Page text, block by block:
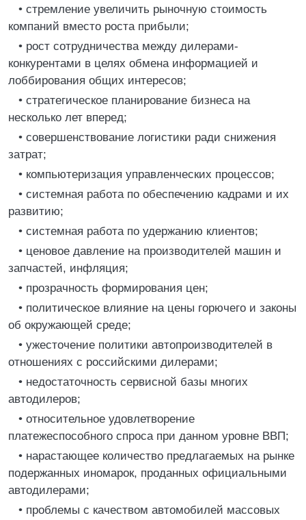
• стремление увеличить рыночную стоимость
компаний вместо роста прибыли;
• рост сотрудничества между дилерами-
конкурентами в целях обмена информацией и
лоббирования общих интересов;
• стратегическое планирование бизнеса на
несколько лет вперед;
• совершенствование логистики ради снижения
затрат;
• компьютеризация управленческих процессов;
• системная работа по обеспечению кадрами и их
развитию;
• системная работа по удержанию клиентов;
• ценовое давление на производителей машин и
запчастей, инфляция;
• прозрачность формирования цен;
• политическое влияние на цены горючего и законы
об окружающей среде;
• ужесточение политики автопроизводителей в
отношениях с российскими дилерами;
• недостаточность сервисной базы многих
автодилеров;
• относительное удовлетворение
платежеспособного спроса при данном уровне ВВП;
• нарастающее количество предлагаемых на рынке
подержанных иномарок, проданных официальными
автодилерами;
• проблемы с качеством автомобилей массовых